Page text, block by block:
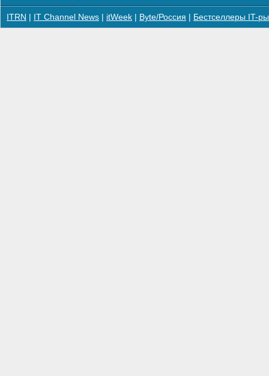
ITRN IT Channel News itWeek Byte/Россия Бестселлеры IT-